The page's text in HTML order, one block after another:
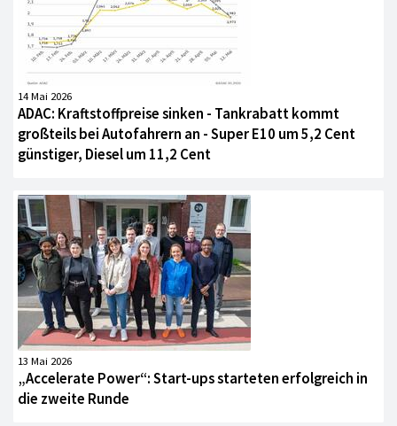
14 Mai 2026
ADAC: Kraftstoffpreise sinken - Tankrabatt kommt
großteils bei Autofahrern an - Super E10 um 5,2 Cent
günstiger, Diesel um 11,2 Cent
13 Mai 2026
„Accelerate Power“: Start-ups starteten erfolgreich in
die zweite Runde